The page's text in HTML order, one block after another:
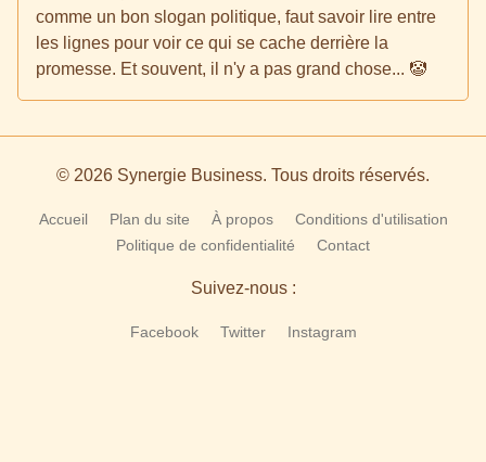
comme un bon slogan politique, faut savoir lire entre
les lignes pour voir ce qui se cache derrière la
promesse. Et souvent, il n'y a pas grand chose... 🤡
© 2026 Synergie Business. Tous droits réservés.
Accueil Plan du site À propos
Conditions d'utilisation
Politique de confidentialité
Contact
Suivez-nous :
Facebook Twitter Instagram